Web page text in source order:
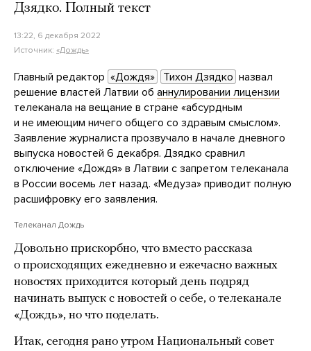
Дзядко. Полный текст
13:22, 6 декабря 2022
Источник: «Дождь»
Главный редактор «Дождя» Тихон Дзядко назвал
решение властей Латвии об аннулировании лицензии
телеканала на вещание в стране «абсурдным
и не имеющим ничего общего со здравым смыслом».
Заявление журналиста прозвучало в начале дневного
выпуска новостей 6 декабря. Дзядко сравнил
отключение «Дождя» в Латвии с запретом телеканала
в России восемь лет назад. «Медуза» приводит полную
расшифровку его заявления.
Телеканал Дождь
Довольно прискорбно, что вместо рассказа
о происходящих ежедневно и ежечасно важных
новостях приходится который день подряд
начинать выпуск с новостей о себе, о телеканале
«Дождь», но что поделать.
Итак, сегодня рано утром Национальный совет